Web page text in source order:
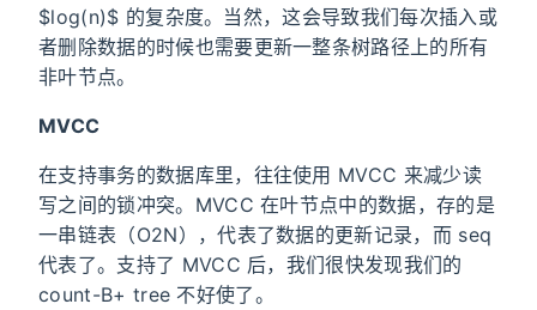
$log(n)$ 的复杂度。当然，这会导致我们每次插入或
者删除数据的时候也需要更新一整条树路径上的所有
非叶节点。
MVCC
在支持事务的数据库里，往往使用 MVCC 来减少读
写之间的锁冲突。MVCC 在叶节点中的数据，存的是
一串链表（O2N），代表了数据的更新记录，而 seq
代表了。支持了 MVCC 后，我们很快发现我们的
count-B+ tree 不好使了。